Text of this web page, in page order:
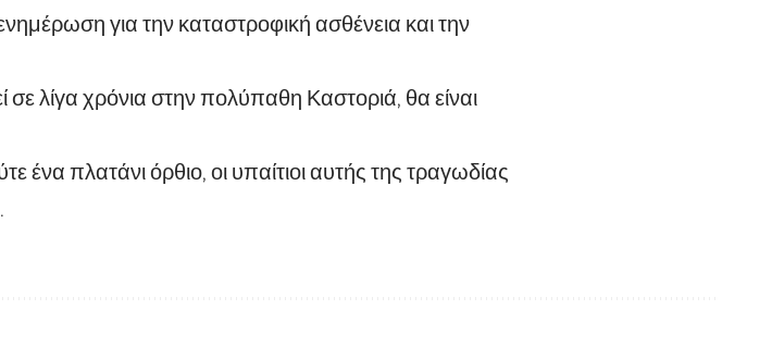
για την καταστροφική ασθένεια και την
λίγα χρόνια στην πολύπαθη Καστοριά, θα είναι
ένα πλατάνι όρθιο, οι υπαίτιοι αυτής της τραγωδίας